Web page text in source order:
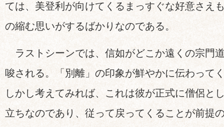
ては、美登利が向けてくるまっすぐな好意さえ
の縮む思いがするばかりなのである。
ラストシーンでは、信如がどこか遠くの宗門
唆される。「別離」の印象が鮮やかに伝わって
しかし考えてみれば、これは彼が正式に僧侶と
立ちなのであり、従って戻ってくることが前提